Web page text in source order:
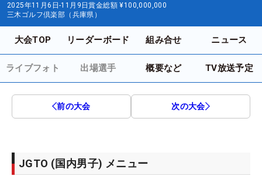
2025年11月6日-11月9日賞金総額 ¥100,000,000
三木ゴルフ倶楽部（兵庫県）
大会TOP リーダーボード 組み合せ ニュース
ライブフォト 出場選手 概要など TV放送予定
前の大会 次の大会
JGTO (国内男子) メニュー